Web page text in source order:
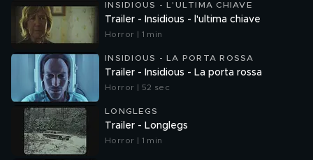
INSIDIOUS - L'ULTIMA CHIAVE
Trailer - Insidious - l'ultima chiave
Horror | 1 min
INSIDIOUS - LA PORTA ROSSA
Trailer - Insidious - La porta rossa
Horror | 52 sec
LONGLEGS
Trailer - Longlegs
Horror | 1 min